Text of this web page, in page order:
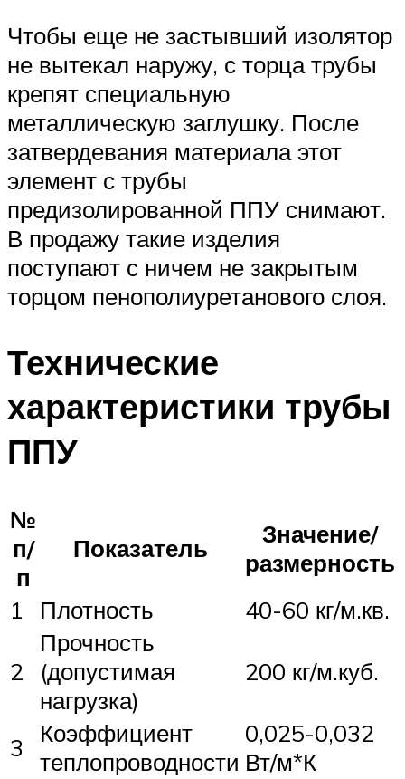
Чтобы еще не застывший изолятор
не вытекал наружу, с торца трубы
крепят специальную
металлическую заглушку. После
затвердевания материала этот
элемент с трубы
предизолированной ППУ снимают.
В продажу такие изделия
поступают с ничем не закрытым
торцом пенополиуретанового слоя.
Технические
характеристики трубы
ППУ
№
п/
п
Показатель
Значение/
размерность
1
Плотность 40-60 кг/м.кв.
2
Прочность
(допустимая
нагрузка)
200 кг/м.куб.
3
Коэффициент
теплопроводности
0,025-0,032
Вт/м*К